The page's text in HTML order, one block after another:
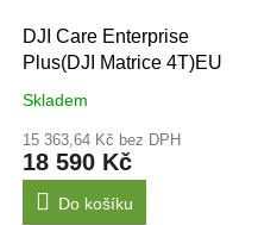
DJI Care Enterprise
Plus(DJI Matrice 4T)EU
Skladem
15 363,64 Kč bez DPH
18 590 Kč
Do košíku